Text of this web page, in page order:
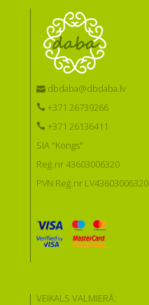
dbdaba@dbdaba.lv
+371 26739266
+371 26136411
SIA "Kongs"
Reģ.nr 43603006320
PVN Reģ.nr LV43603006320
VEIKALS VALMIERĀ: